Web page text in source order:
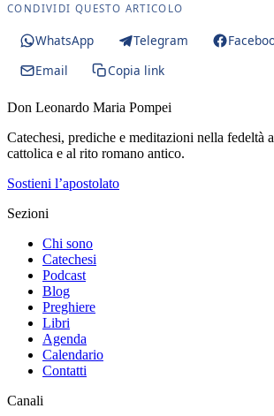
CONDIVIDI QUESTO ARTICOLO
WhatsApp Telegram
Email
Copia link
Don Leonardo Maria Pompei
Catechesi, prediche e meditazioni nella fedeltà
cattolica e al rito romano antico.
Sostieni l’apostolato
Sezioni
Chi sono
Catechesi
Podcast
Blog
Preghiere
Libri
Agenda
Calendario
Contatti
Canali